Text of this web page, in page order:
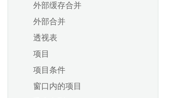
外部缓存合并
外部合并
透视表
项目
项目条件
窗口内的项目